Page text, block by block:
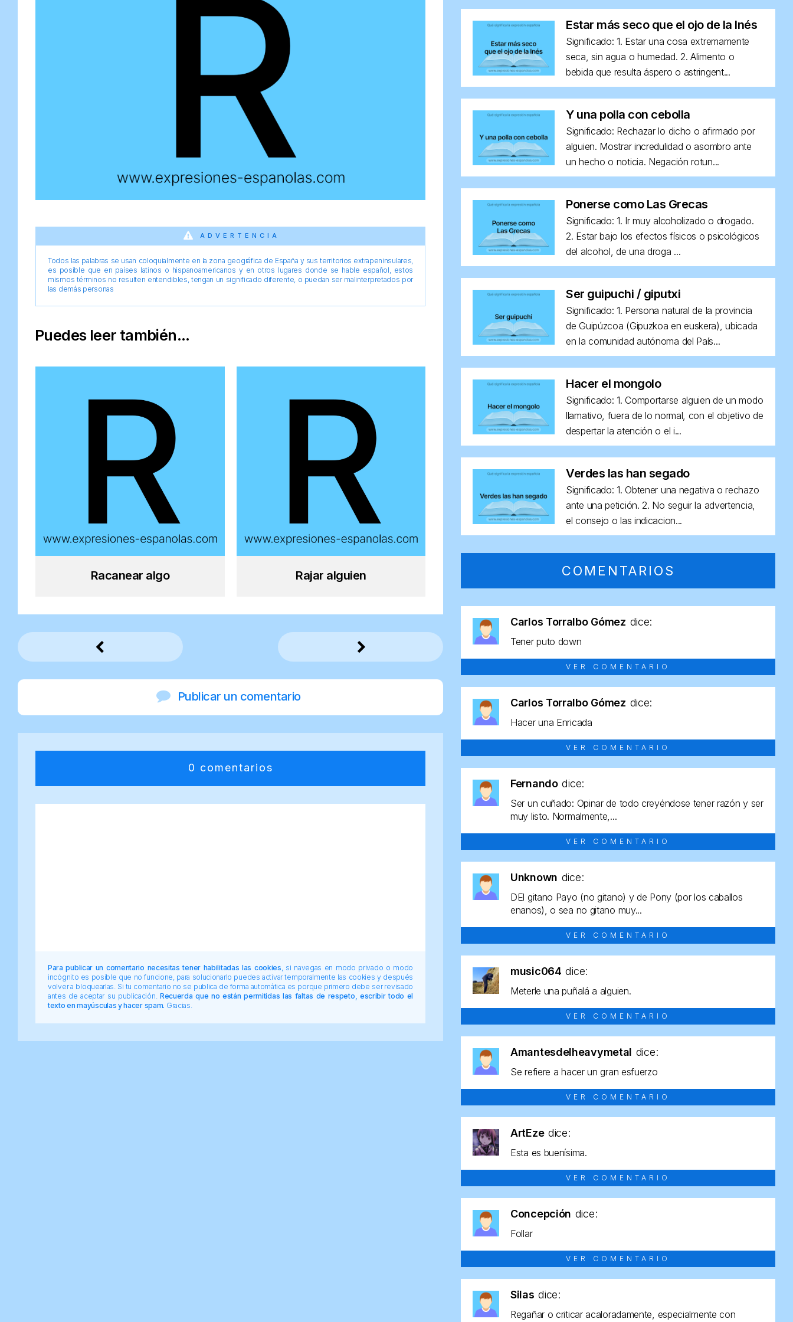
ADVERTENCIA
Todos las palabras se usan coloquialmente en la zona geográfica de España y sus territorios extrapeninsulares,
es posible que en países latinos o hispanoamericanos y en otros lugares donde se hable español, estos
mismos términos no resulten entendibles, tengan un significado diferente, o puedan ser malinterpretados por
las demás personas
Puedes leer también...
Racanear algo Rajar alguien
Publicar un comentario
0 comentarios
Para publicar un comentario necesitas tener habilitadas las cookies , si navegas en modo privado o modo
incógnito es posible que no funcione, para solucionarlo puedes activar temporalmente las cookies y después
volver a bloquearlas. Si tu comentario no se publica de forma automática es porque primero debe ser revisado
antes de aceptar su publicación. Recuerda que no están permitidas las faltas de respeto, escribir todo el
texto en mayúsculas y hacer spam. Gracias.
Estar más seco que el ojo de la Inés
Significado: 1. Estar una cosa extremamente
seca, sin agua o humedad. 2. Alimento o
bebida que resulta áspero o astringent...
Y una polla con cebolla
Significado: Rechazar lo dicho o afirmado por
alguien. Mostrar incredulidad o asombro ante
un hecho o noticia. Negación rotun...
Ponerse como Las Grecas
Significado: 1. Ir muy alcoholizado o drogado.
2. Estar bajo los efectos físicos o psicológicos
del alcohol, de una droga ...
Ser guipuchi / giputxi
Significado: 1. Persona natural de la provincia
de Guipúzcoa (Gipuzkoa en euskera), ubicada
en la comunidad autónoma del País...
Hacer el mongolo
Significado: 1. Comportarse alguien de un modo
llamativo, fuera de lo normal, con el objetivo de
despertar la atención o el i...
Verdes las han segado
Significado: 1. Obtener una negativa o rechazo
ante una petición. 2. No seguir la advertencia,
el consejo o las indicacion...
COMENTARIOS
Carlos Torralbo Gómez dice:
Tener puto down
VER COMENTARIO
Carlos Torralbo Gómez dice:
Hacer una Enricada
VER COMENTARIO
Fernando dice:
Ser un cuñado: Opinar de todo creyéndose tener razón y ser
muy listo. Normalmente,...
VER COMENTARIO
Unknown dice:
DEl gitano Payo (no gitano) y de Pony (por los caballos
enanos), o sea no gitano muy...
VER COMENTARIO
music064 dice:
Meterle una puñalá a alguien.
VER COMENTARIO
Amantesdelheavymetal dice:
Se refiere a hacer un gran esfuerzo
VER COMENTARIO
ArtEze dice:
Esta es buenísima.
VER COMENTARIO
Concepción dice:
Follar
VER COMENTARIO
Silas dice:
Regañar o criticar acaloradamente, especialmente con